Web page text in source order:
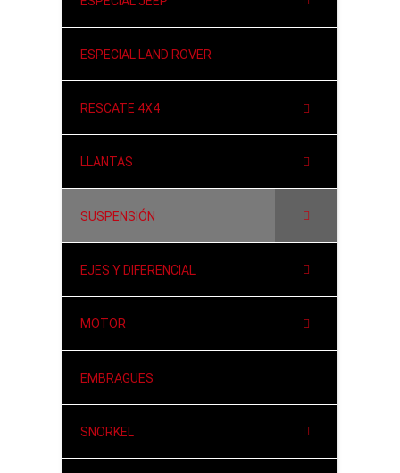
ESPECIAL LAND ROVER
RESCATE 4X4
LLANTAS
SUSPENSIÓN
EJES Y DIFERENCIAL
MOTOR
EMBRAGUES
SNORKEL